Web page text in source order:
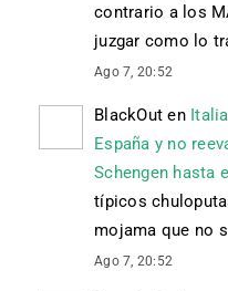
contrario a los
juzgar como lo
Ago 7, 20:52
BlackOut en
España y no
Schengen hasta
típicos
mojama que no
Ago 7, 20:52